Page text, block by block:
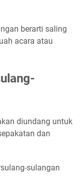
berarti saling
acara atau
diundang untuk
dan
sulangan